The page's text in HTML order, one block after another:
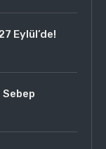
Eylül’de!